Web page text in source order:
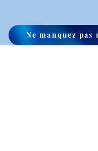
Ne manquez pas